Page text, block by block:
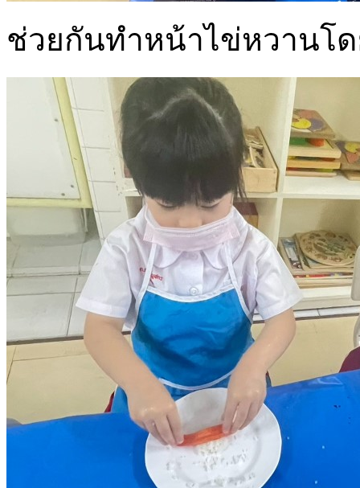
ช่วยกันทำหน้าไข่หวานโ